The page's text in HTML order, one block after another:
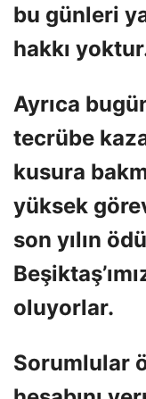
bu günleri
hakkı
Ayrıca
tecrübe
kusura
yüksek
son yılın
oluyorlar.
Sorumlular